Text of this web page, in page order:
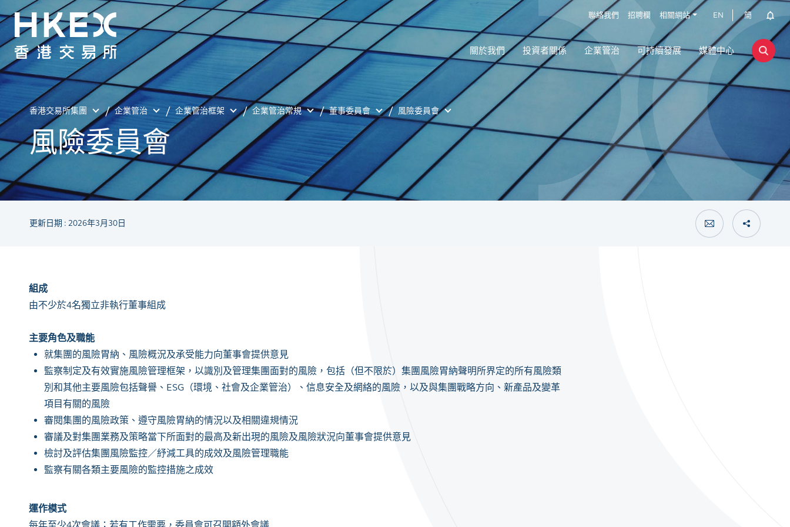
聯絡我們 招聘欄 相關網站 EN 簡
關於我們 投資者關係 企業管治 可持續發展 媒體中心
香港交易所集團 企業管治 企業管治框架 企業管治常規 董事委員會 風險委員會
風險委員會
更新日期 : 2026年3月30日
組成
由不少於4名獨立非執行董事組成
主要角色及職能
就集團的風險胃納、風險概況及承受能力向董事會提供意見
監察制定及有效實施風險管理框架，以識別及管理集團面對的風險，包括（但不限於）集團風險胃納聲明所界定的所有風險類
別和其他主要風險包括聲譽、ESG（環境、社會及企業管治）、信息安全及網絡的風險，以及與集團戰略方向、新產品及變革
項目有關的風險
審閱集團的風險政策、遵守風險胃納的情況以及相關違規情況
審議及對集團業務及策略當下所面對的最高及新出現的風險及風險狀況向董事會提供意見
檢討及評估集團風險監控／紓減工具的成效及風險管理職能
監察有關各類主要風險的監控措施之成效
運作模式